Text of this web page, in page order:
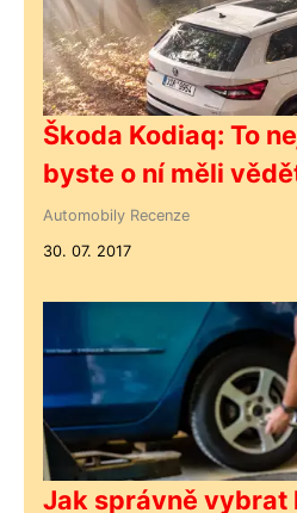
Škoda Kodiaq: To
byste o ní měli
Automobily Recenze
30. 07. 2017
Jak správně vybrat